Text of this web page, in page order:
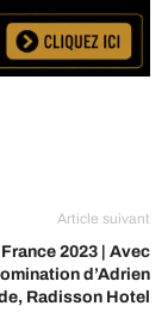
Article suivant
2023 | Avec
d’Adrien
Radisson Hotel